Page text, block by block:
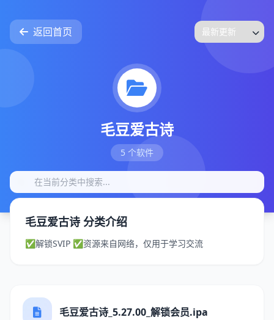
返回首页
毛豆爱古诗
5 个软件
毛豆爱古诗 分类介绍
✅解锁SVIP ✅资源来自网络，仅用于学习交流
毛豆爱古诗_5.27.00_解锁会员.ipa